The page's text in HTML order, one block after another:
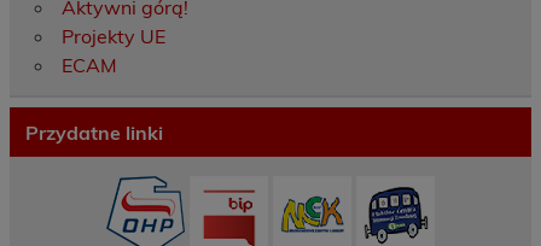
Aktywni górą!
Projekty UE
ECAM
Przydatne linki